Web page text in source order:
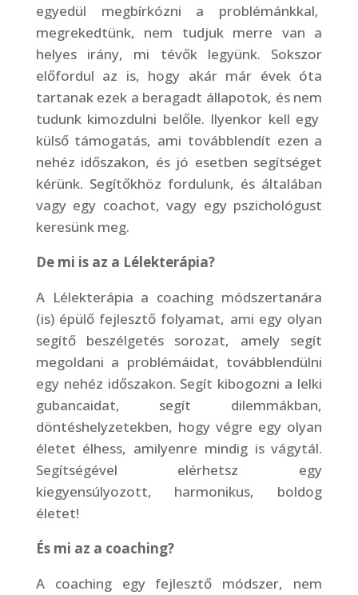
egyedül megbírkózni a problémánkkal,
megrekedtünk, nem tudjuk merre van a
helyes irány, mi tévők legyünk. Sokszor
előfordul az is, hogy akár már évek óta
tartanak ezek a beragadt állapotok, és nem
tudunk kimozdulni belőle. Ilyenkor kell egy
külső támogatás, ami továbblendít ezen a
nehéz időszakon, és jó esetben segítséget
kérünk. Segítőkhöz fordulunk, és általában
vagy egy coachot, vagy egy pszichológust
keresünk meg.
De mi is az a Lélekterápia?
A Lélekterápia a coaching módszertanára
(is) épülő fejlesztő folyamat, ami egy olyan
segítő beszélgetés sorozat, amely segít
megoldani a problémáidat, továbblendülni
egy nehéz időszakon. Segít kibogozni a lelki
gubancaidat, segít dilemmákban,
döntéshelyzetekben, hogy végre egy olyan
életet élhess, amilyenre mindig is vágytál.
Segítségével elérhetsz egy
kiegyensúlyozott, harmonikus, boldog
életet!
És mi az a coaching?
A coaching egy fejlesztő módszer, nem